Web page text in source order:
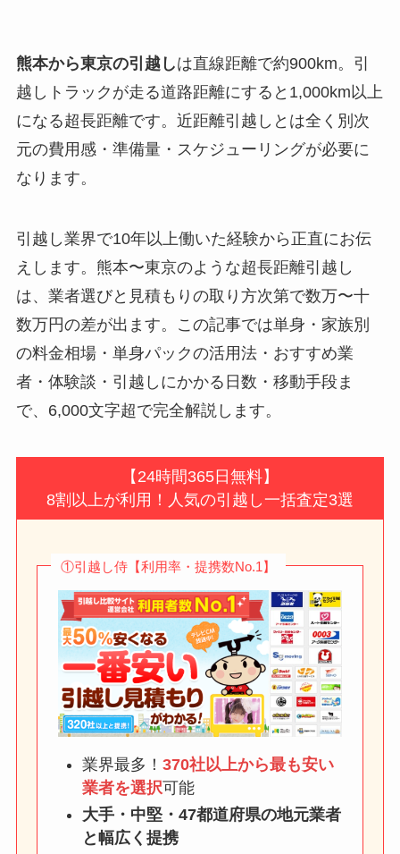
熊本から東京の引越しは直線距離で約900km。引
越しトラックが走る道路距離にすると1,000km以上
になる超長距離です。近距離引越しとは全く別次
元の費用感・準備量・スケジューリングが必要に
なります。
引越し業界で10年以上働いた経験から正直にお伝
えします。熊本〜東京のような超長距離引越し
は、業者選びと見積もりの取り方次第で数万〜十
数万円の差が出ます。この記事では単身・家族別
の料金相場・単身パックの活用法・おすすめ業
者・体験談・引越しにかかる日数・移動手段ま
で、6,000文字超で完全解説します。
【24時間365日無料】
8割以上が利用！人気の引越し一括査定3選
①引越し侍【利用率・提携数No.1】
業界最多！ 370社以上から最も安い
業者を選択可能
大手・中堅・47都道府県の地元業者
と幅広く提携